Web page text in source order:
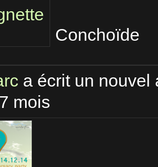
Conchoïde
a écrit un nouvel
mois